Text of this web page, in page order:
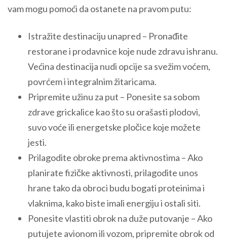
vam mogu pomoći da ostanete na pravom putu:
Istražite destinaciju unapred – Pronađite
restorane i prodavnice koje nude zdravu ishranu.
Većina destinacija nudi opcije sa svežim voćem,
povrćem i integralnim žitaricama.
Pripremite užinu za put – Ponesite sa sobom
zdrave grickalice kao što su orašasti plodovi,
suvo voće ili energetske pločice koje možete
jesti.
Prilagodite obroke prema aktivnostima – Ako
planirate fizičke aktivnosti, prilagodite unos
hrane tako da obroci budu bogati proteinima i
vlaknima, kako biste imali energiju i ostali siti.
Ponesite vlastiti obrok na duže putovanje – Ako
putujete avionom ili vozom, pripremite obrok od